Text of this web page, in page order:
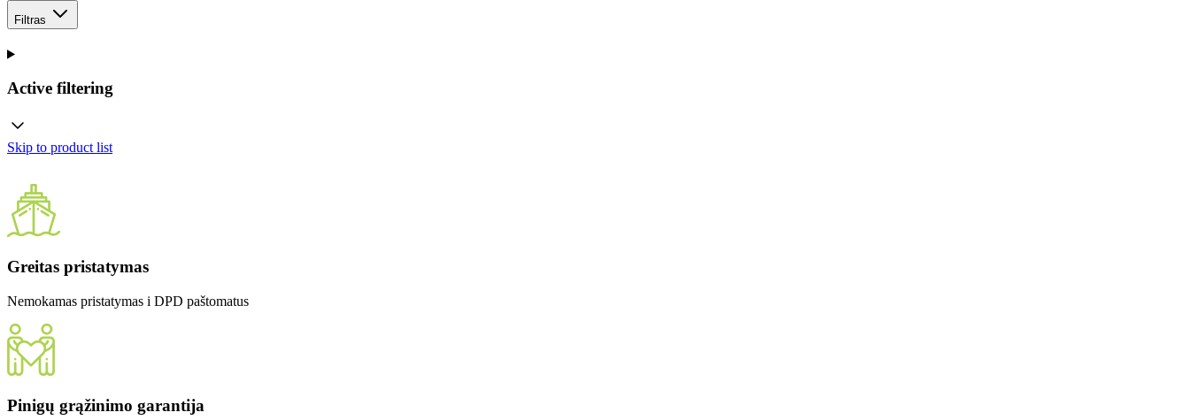
Filtras
Active filtering
Skip to product list
Greitas pristatymas
Nemokamas pristatymas i DPD paštomatus
Pinigų grąžinimo garantija